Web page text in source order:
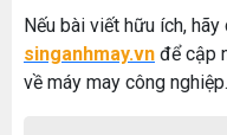
Nếu bài viết hữu ích,
singanhmay.vn để cập
về máy may công nghiệp.